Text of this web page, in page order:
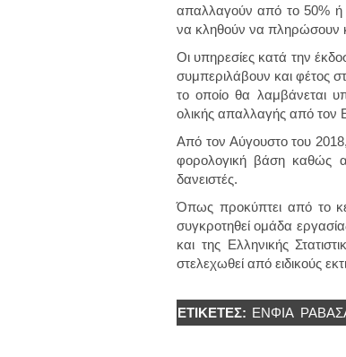
απαλλαγούν από το 50% ή
να κληθούν να πληρώσουν
Οι υπηρεσίες κατά την
συμπεριλάβουν και φέτος
το οποίο θα λαμβάνεται
ολικής απαλλαγής από τον
Από τον Αύγουστο του
φορολογική βάση καθώς
δανειστές.
Όπως προκύπτει από το
συγκροτηθεί ομάδα
και της Ελληνικής
στελεχωθεί από ειδικούς
ΕΤΙΚΈΤΕΣ: ΕΝΦΙΑ